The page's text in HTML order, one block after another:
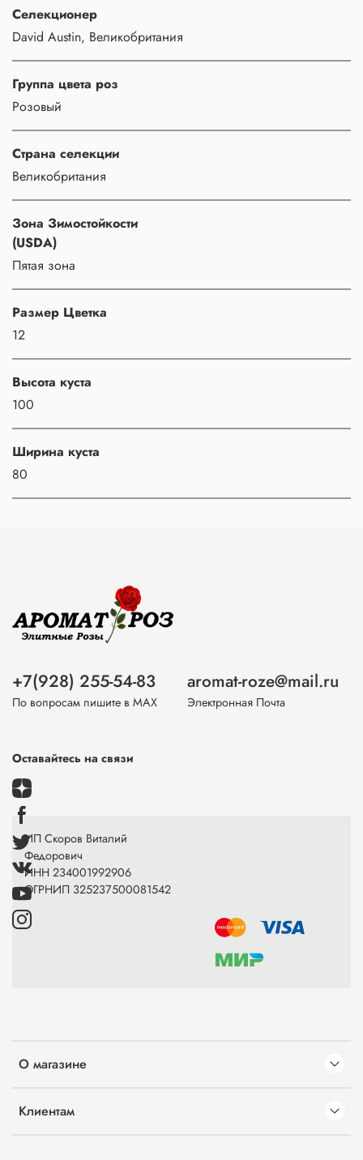
Селекционер
David Austin, Великобритания
Группа цвета роз
Розовый
Страна селекции
Великобритания
Зона Зимостойкости
(USDA)
Пятая зона
Размер Цветка
12
Высота куста
100
Ширина куста
80
О магазине
Клиентам
+7(928) 255-54-83
По вопросам пишите в МАХ
aromat-roze@mail.ru
Электронная Почта
Оставайтесь на связи
ИП Скоров Виталий
Федорович
ИНН 234001992906
ОГРНИП 325237500081542